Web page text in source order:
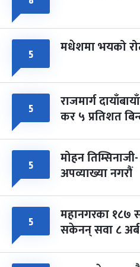
५ मधेशमा भयको
५ राजमार्ग
कर ५ प्रतिशत
५ मोहन
अपव्याख्या नगरौं
५ महानगरका १८७
सकेनन् सवा ८ अर्ब